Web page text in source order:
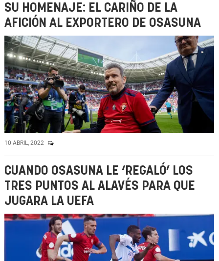
SU HOMENAJE: EL CARIÑO DE LA
AFICIÓN AL EXPORTERO DE OSASUNA
10 ABRIL, 2022
CUANDO OSASUNA LE ‘REGALÓ’ LOS
TRES PUNTOS AL ALAVÉS PARA QUE
JUGARA LA UEFA